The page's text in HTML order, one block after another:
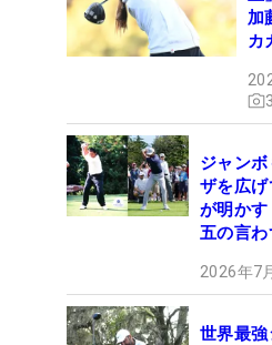
加
カ
ジャン
ザを広
が明か
五の言
2026年7
世界最